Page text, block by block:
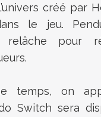
créé par
le jeu.
relâche pour
temps, on
Switch sera